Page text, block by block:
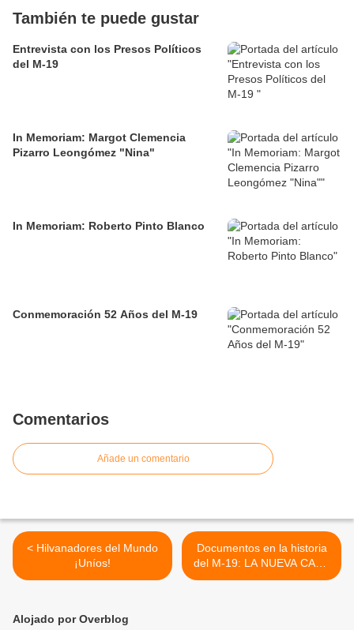
También te puede gustar
Entrevista con los Presos Políticos
del M-19
In Memoriam: Margot Clemencia
Pizarro Leongómez "Nina"
In Memoriam: Roberto Pinto Blanco
Conmemoración 52 Años del M-19
Comentarios
Añade un comentario
< Hilvanadores del Mundo
¡Uníos!
Documentos en la historia
del M-19: LA NUEVA CARA
DE LA PAZ (Agosto 7 DE
Alojado por Overblog